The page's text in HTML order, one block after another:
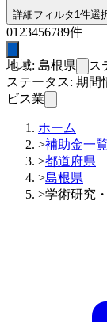
詳細フィルタ 1件選
01 23456789件
地域: 島根県 ス
ステータス: 期間
ビス業
ホーム
>補助金一覧
>都道府県
>島根県
>学術研究